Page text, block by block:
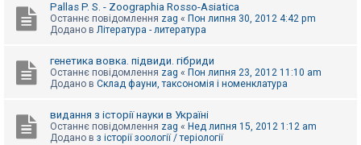
Pallas P. S. - Zoographia Rosso-Asiatica
Останнє повідомлення zag « Пон липня 30, 2012 4:42 pm
Додано в Література - литература
генетика вовка. підвиди. гібриди
Останнє повідомлення zag « Пон липня 23, 2012 11:10 am
Додано в Склад фауни, таксономія і номенклатура
видання з історії науки в Україні
Останнє повідомлення zag « Нед липня 15, 2012 1:12 am
Додано в з історії зоології / теріології